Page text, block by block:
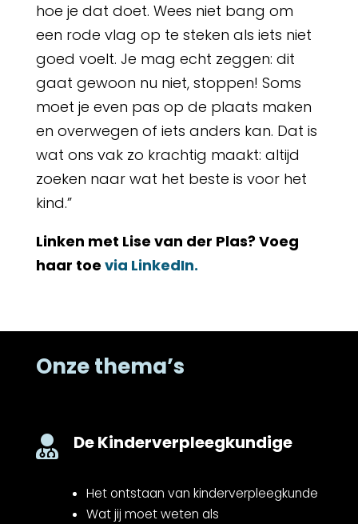
hoe je dat doet. Wees niet bang om
een rode vlag op te steken als iets niet
goed voelt. Je mag echt zeggen: dit
gaat gewoon nu niet, stoppen! Soms
moet je even pas op de plaats maken
en overwegen of iets anders kan. Dat is
wat ons vak zo krachtig maakt: altijd
zoeken naar wat het beste is voor het
kind.”
Linken met Lise van der Plas? Voeg
haar toe via LinkedIn.
Onze thema’s
 De Kinderverpleegkundige
Het ontstaan van kinderverpleegkunde
Wat jij moet weten als